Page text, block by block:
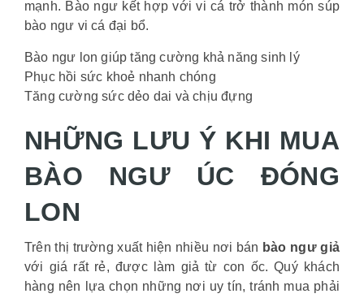
mạnh. Bào ngư kết hợp với vi cá trở thành món súp
bào ngư vi cá đại bổ.
Bào ngư lon giúp tăng cường khả năng sinh lý
Phục hồi sức khoẻ nhanh chóng
Tăng cường sức dẻo dai và chịu đựng
NHỮNG LƯU Ý KHI MUA
BÀO NGƯ ÚC ĐÓNG
LON
Trên thị trường xuất hiện nhiều nơi bán bào ngư giả
với giá rất rẻ, được làm giả từ con ốc. Quý khách
hàng nên lựa chọn những nơi uy tín, tránh mua phải